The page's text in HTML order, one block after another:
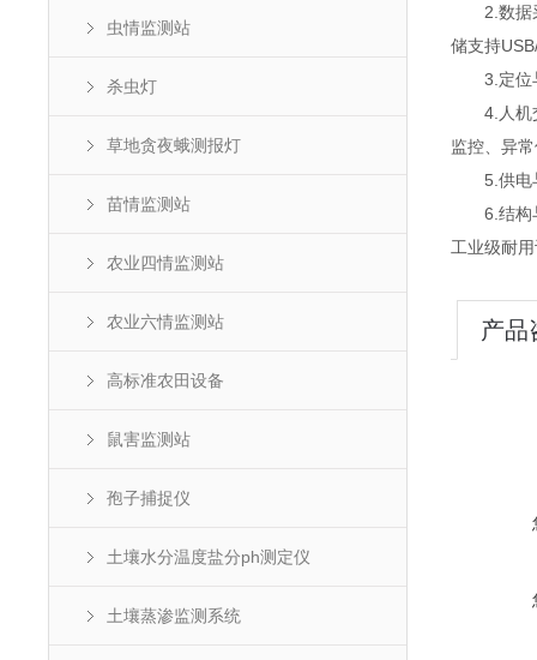
虫情监测站
杀虫灯
草地贪夜蛾测报灯
苗情监测站
农业四情监测站
农业六情监测站
高标准农田设备
鼠害监测站
孢子捕捉仪
土壤水分温度盐分ph测定仪
土壤蒸渗监测系统
2.数据采
储支持
3.定位与
4.人机交
监控、异
5.供电与
6.结构与
工业级耐
产品